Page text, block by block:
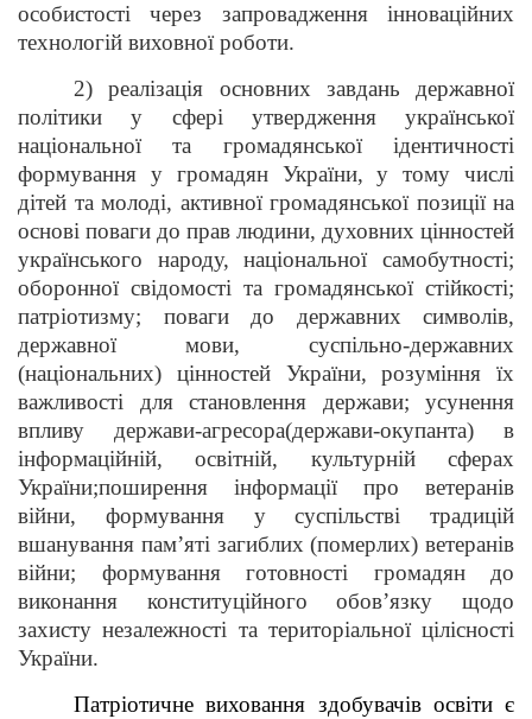
особистості через запровадження інноваційних
технологій виховної роботи.
2) реалізація основних завдань державної
політики у сфері утвердження української
національної та громадянської ідентичності
формування у громадян України, у тому числі
дітей та молоді, активної громадянської позиції на
основі поваги до прав людини, духовних цінностей
українського народу, національної самобутності;
оборонної свідомості та громадянської стійкості;
патріотизму; поваги до державних символів,
державної мови, суспільно-державних
(національних) цінностей України, розуміння їх
важливості для становлення держави; усунення
впливу держави-агресора(держави-окупанта) в
інформаційній, освітній, культурній сферах
України;поширення інформації про ветеранів
війни, формування у суспільстві традицій
вшанування пам’яті загиблих (померлих) ветеранів
війни; формування готовності громадян до
виконання конституційного обов’язку щодо
захисту незалежності та територіальної цілісності
України.
Патріотичне виховання здобувачів освіти є